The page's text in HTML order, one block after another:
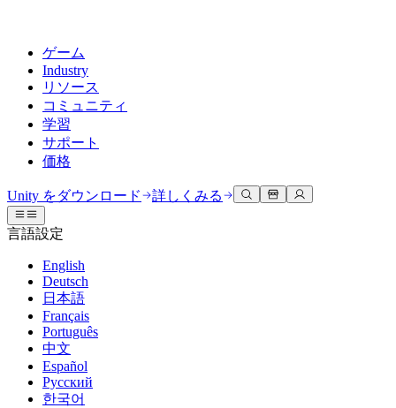
ゲーム
Industry
リソース
コミュニティ
学習
サポート
価格
Unityエンジン
任意のプラットフォーム向けに2Dおよび3Dゲームを構築
共同作業
チームでの共同作業と迅速なイテレーション
Unity をダウンロード
プランと価格
デプロイ
3Dコラボレーション
リアルタイムで3Dプロジェクトを構築およびレビューする
没入型トレーニング
没入型環境でのトレーニング
顧客体験
インタラクティブな3D体験を作成する
業界
ドキュメント
公式ユーザーマニュアルとAPIリファレンス
開発者ツール
リリースバージョンと問題追跡
ロードマップ
今後の機能をレビューする
ディスカッション
議論、問題解決、つながる
イベント
グローバルおよびローカルイベント
コミュニティストーリー
Made with Unity
Unityクリエイターの紹介
Unity Learn
無料でUnityスキルをマスターする
プロフェッショナルトレーニング
Unityトレーナーでチームをレベルアップ
Unity初心者向け
スタートガイド
学習を開始しましょう
ヘルプを得る
Unityで成功するためのサポート
Success Plan
専門的なサポートで目標を早く達成する
FAQ
よくある質問への回答
お問い合わせ
Unity をダウンロード 詳しくみる
言語設定
English
Deutsch
日本語
Français
Português
中文
Español
Русский
한국어